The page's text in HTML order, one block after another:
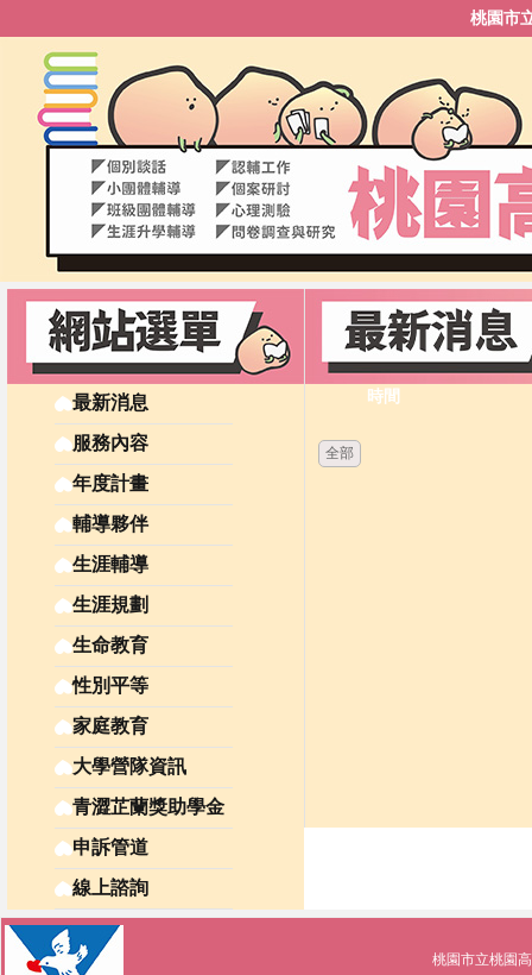
桃園市
最新消息
服務內容
年度計畫
輔導夥伴
生涯輔導
生涯規劃
生命教育
性別平等
家庭教育
大學營隊資訊
青澀芷蘭獎助學金
申訴管道
線上諮詢
時間
全部
桃園市立桃園